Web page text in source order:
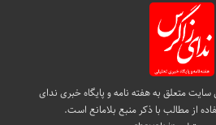
متعلق به هفته نامه و پایگاه خبری ندای
از مطالب با ذکر منبع بلامانع است.